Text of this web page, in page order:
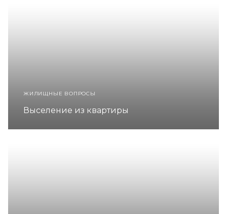
ЖИЛИЩНЫЕ ВОПРОСЫ
Выселение из квартиры